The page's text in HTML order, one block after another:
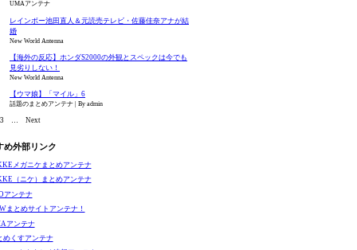
UMAアンテナ
レインボー池田直人＆元読売テレビ・佐藤佳奈アナが結
婚
New World Antenna
【海外の反応】ホンダS2000の外観とスペックは今でも
見劣りしない！
New World Antenna
【ウマ娘】「マイル」6
話題のまとめアンテナ By admin
3 Next
め外部リンク
メガニケまとめアンテナ
（ニケ）まとめアンテナ
アンテナ
まとめサイトアンテナ！
アンテナ
めくすアンテナ